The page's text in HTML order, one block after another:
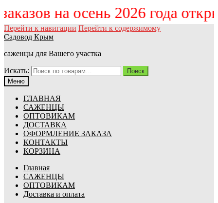
заказов на осень 2026 года
Перейти к навигации Перейти к содержимому
Садовод Крым
саженцы для Вашего участка
Искать:
Поиск
Меню
ГЛАВНАЯ
САЖЕНЦЫ
ОПТОВИКАМ
ДОСТАВКА
ОФОРМЛЕНИЕ ЗАКАЗА
КОНТАКТЫ
КОРЗИНА
Главная
САЖЕНЦЫ
ОПТОВИКАМ
Доставка и оплата